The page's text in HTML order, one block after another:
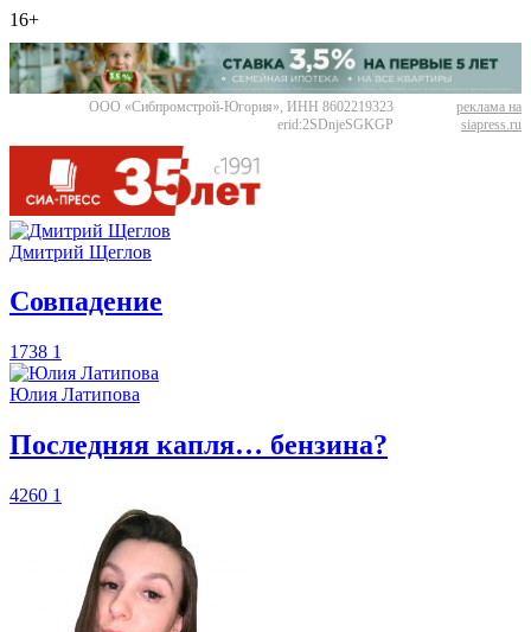
16+
ООО «Сибпромстрой-Югория», ИНН 8602219323
erid:2SDnjeSGKGP
реклама на
siapress.ru
Дмитрий Щеглов
​Совпадение
1738 1
Юлия Латипова
​Последняя капля… бензина?
4260 1